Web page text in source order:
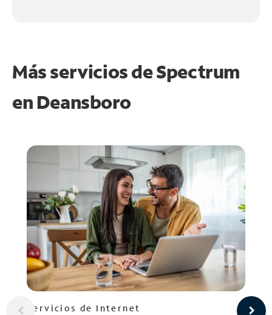
Más servicios de Spectrum
en Deansboro
Servicios de Internet